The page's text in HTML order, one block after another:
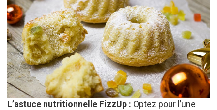
L’astuce nutritionnelle FizzUp : Optez pour l’une